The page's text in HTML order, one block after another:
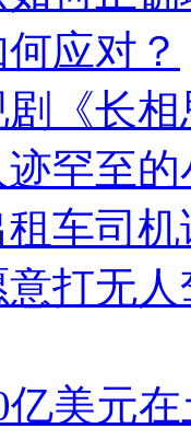
应对？
《长
罕至
租车司
打无
亿美元